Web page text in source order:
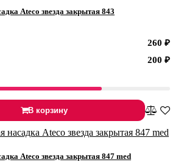
Ateco звезда закрытая 843
260 ₽
200 ₽
В корзину
Ateco звезда закрытая 847 med